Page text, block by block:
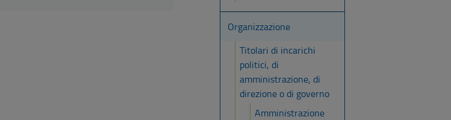
Organizzazione
Titolari di incarichi
politici, di
amministrazione, di
direzione o di governo
Amministrazione